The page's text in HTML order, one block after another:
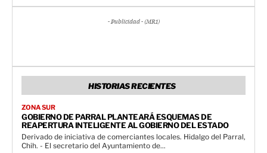
- Publicidad - (MR1)
HISTORIAS RECIENTES
ZONA SUR
GOBIERNO DE PARRAL PLANTEARÁ ESQUEMAS DE
REAPERTURA INTELIGENTE AL GOBIERNO DEL ESTADO
Derivado de iniciativa de comerciantes locales. Hidalgo del Parral,
Chih. - El secretario del Ayuntamiento de...